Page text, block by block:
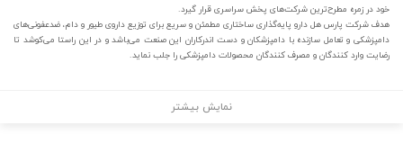
خود در زمره مطرح‌ترین شرکت‌های پخش سراسری قرار گیرد.
هدف شرکت پارس هل دارو پایه‌گذاری ساختاری مطمئن و سریع برای توزیع داروی طیور و دام، ضدعفونی‌های
دامپزشکی و تعامل سازنده با دامپزشکان و دست اندرکاران این صنعت می‌باشد و در این راستا می‌کوشد تا
رضایت وارد کنندگان و مصرف کنندگان محصولات دامپزشکی را جلب نماید.
نمایش بیشتر